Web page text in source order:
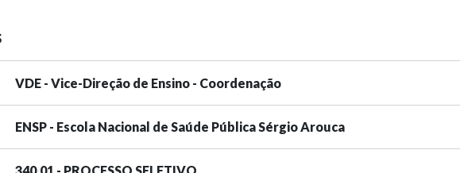
VDE - Vice-Direção de Ensino - Coordenação
ENSP - Escola Nacional de Saúde Pública Sérgio Arouca